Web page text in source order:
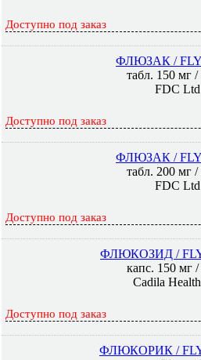
Доступно под заказ
ФЛЮЗАК /
табл. 150 мг
FDC Ltd
Доступно под заказ
ФЛЮЗАК /
табл. 200 мг
FDC Ltd
Доступно под заказ
ФЛЮКОЗИД /
капс. 150 мг
Cadila
Доступно под заказ
ФЛЮКОРИК /